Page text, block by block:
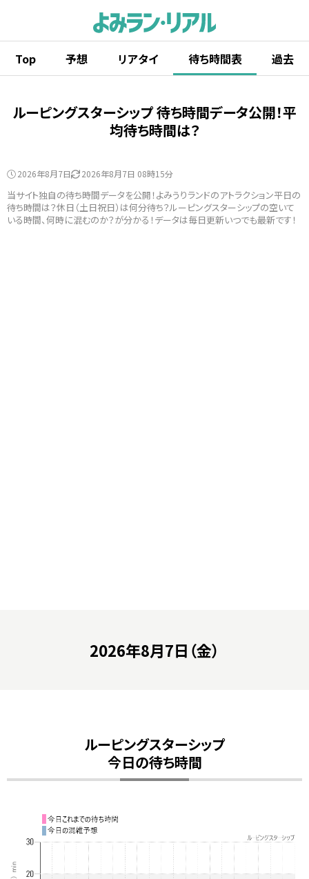
Top 予想 リアタイ 待ち時間表 過去
ルーピングスターシップ 待ち時間データ公開！平
均待ち時間は？
2026年8月7日 2026年8月7日 08時15分
当サイト独自の待ち時間データを公開！よみうりランドのアトラクション平日の
待ち時間は？休日（土日祝日）は何分待ち？ルーピングスターシップの空いて
いる時間、何時に混むのか？が分かる！データは毎日更新いつでも最新です！
2026年8月7日（金）
ルーピングスターシップ
今日の待ち時間